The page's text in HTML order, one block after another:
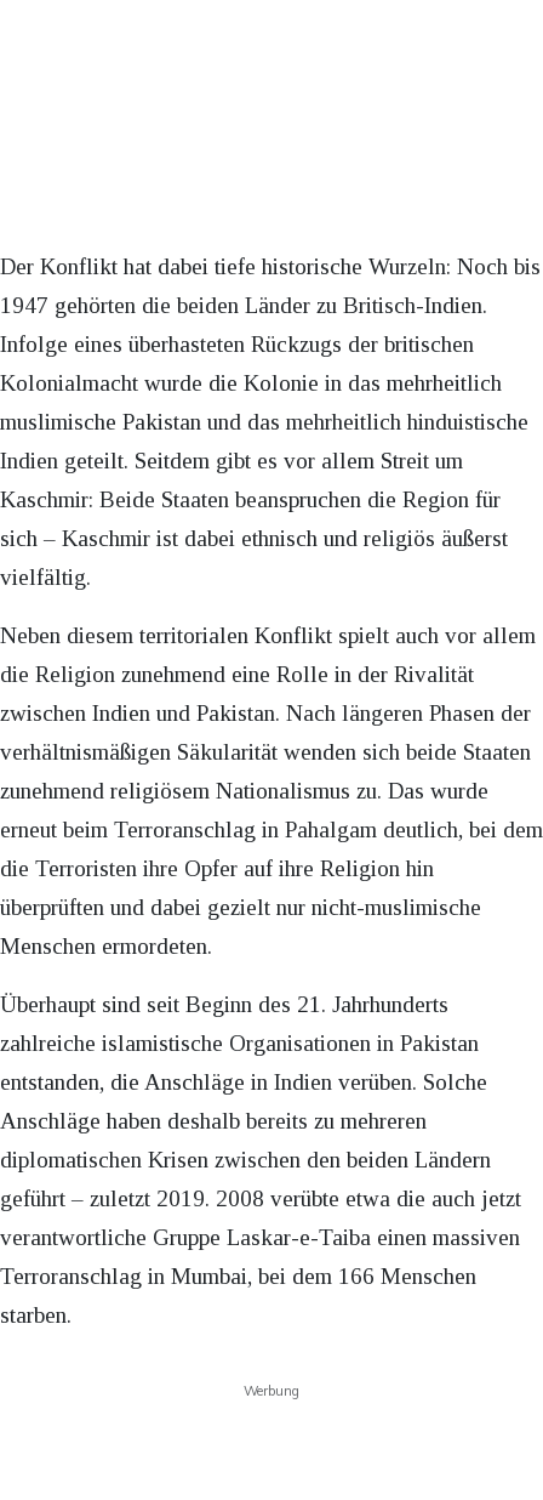
Der Konflikt hat dabei tiefe historische Wurzeln: Noch bis
1947 gehörten die beiden Länder zu Britisch-Indien.
Infolge eines überhasteten Rückzugs der britischen
Kolonialmacht wurde die Kolonie in das mehrheitlich
muslimische Pakistan und das mehrheitlich hinduistische
Indien geteilt. Seitdem gibt es vor allem Streit um
Kaschmir: Beide Staaten beanspruchen die Region für
sich – Kaschmir ist dabei ethnisch und religiös äußerst
vielfältig.
Neben diesem territorialen Konflikt spielt auch vor allem
die Religion zunehmend eine Rolle in der Rivalität
zwischen Indien und Pakistan. Nach längeren Phasen der
verhältnismäßigen Säkularität wenden sich beide Staaten
zunehmend religiösem Nationalismus zu. Das wurde
erneut beim Terroranschlag in Pahalgam deutlich, bei dem
die Terroristen ihre Opfer auf ihre Religion hin
überprüften und dabei gezielt nur nicht-muslimische
Menschen ermordeten.
Überhaupt sind seit Beginn des 21. Jahrhunderts
zahlreiche islamistische Organisationen in Pakistan
entstanden, die Anschläge in Indien verüben. Solche
Anschläge haben deshalb bereits zu mehreren
diplomatischen Krisen zwischen den beiden Ländern
geführt – zuletzt 2019. 2008 verübte etwa die auch jetzt
verantwortliche Gruppe Laskar-e-Taiba einen massiven
Terroranschlag in Mumbai, bei dem 166 Menschen
starben.
Werbung